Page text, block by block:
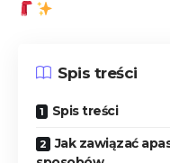
Spis treści
Spis treści
Jak zawiązać